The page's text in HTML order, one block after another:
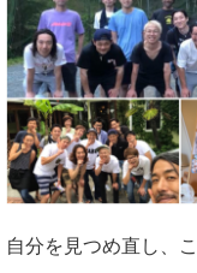
自分を見つめ直し、